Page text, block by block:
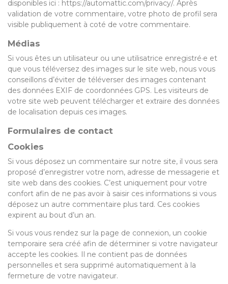
disponibles ici : https://automattic.com/privacy/. Après
validation de votre commentaire, votre photo de profil sera
visible publiquement à coté de votre commentaire.
Médias
Si vous êtes un utilisateur ou une utilisatrice enregistré·e et
que vous téléversez des images sur le site web, nous vous
conseillons d’éviter de téléverser des images contenant
des données EXIF de coordonnées GPS. Les visiteurs de
votre site web peuvent télécharger et extraire des données
de localisation depuis ces images.
Formulaires de contact
Cookies
Si vous déposez un commentaire sur notre site, il vous sera
proposé d’enregistrer votre nom, adresse de messagerie et
site web dans des cookies. C’est uniquement pour votre
confort afin de ne pas avoir à saisir ces informations si vous
déposez un autre commentaire plus tard. Ces cookies
expirent au bout d’un an.
Si vous vous rendez sur la page de connexion, un cookie
temporaire sera créé afin de déterminer si votre navigateur
accepte les cookies. Il ne contient pas de données
personnelles et sera supprimé automatiquement à la
fermeture de votre navigateur.